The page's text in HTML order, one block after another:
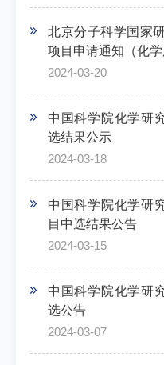
北京分子科学国家
项目申请通知（化学
2024-03-20
中国科学院化学研
选结果公示
2024-03-18
中国科学院化学研
目中选结果公告
2024-03-15
中国科学院化学研
选公告
2024-03-07